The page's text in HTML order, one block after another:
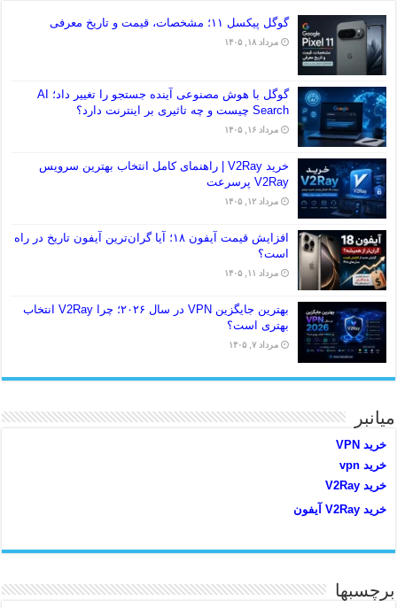
گوگل پیکسل ۱۱؛ مشخصات، قیمت و تاریخ معرفی
مرداد ۱۸, ۱۴۰۵
گوگل با هوش مصنوعی آینده جستجو را تغییر داد؛ AI
Search چیست و چه تاثیری بر اینترنت دارد؟
مرداد ۱۶, ۱۴۰۵
خرید V2Ray | راهنمای کامل انتخاب بهترین سرویس
V2Ray پرسرعت
مرداد ۱۲, ۱۴۰۵
افزایش قیمت آیفون ۱۸؛ آیا گران‌ترین آیفون تاریخ در راه
است؟
مرداد ۱۱, ۱۴۰۵
بهترین جایگزین VPN در سال ۲۰۲۶؛ چرا V2Ray انتخاب
بهتری است؟
مرداد ۷, ۱۴۰۵
میانبر
خرید VPN
خرید vpn
خرید V2Ray
خرید V2Ray آیفون
برچسبها